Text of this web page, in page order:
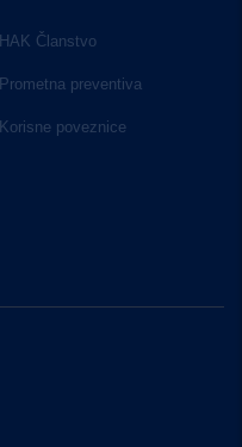
HAK Članstvo
Prometna preventiva
Korisne poveznice